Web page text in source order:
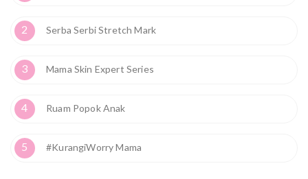
2 Serba Serbi Stretch Mark
3 Mama Skin Expert Series
4 Ruam Popok Anak
5 #KurangiWorry Mama